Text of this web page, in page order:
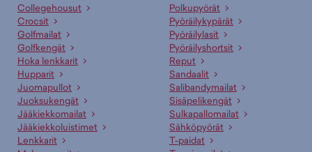
Collegehousut
Crocsit
Golfmailat
Golfkengät
Hoka lenkkarit
Hupparit
Juomapullot
Juoksukengät
Jääkiekkomailat
Jääkiekkoluistimet
Lenkkarit
Polkupyörät
Pyöräilykypärät
Pyöräilylasit
Pyöräilyshortsit
Reput
Sandaalit
Salibandymailat
Sisäpelikengät
Sulkapallomailat
Sähköpyörät
T-paidat